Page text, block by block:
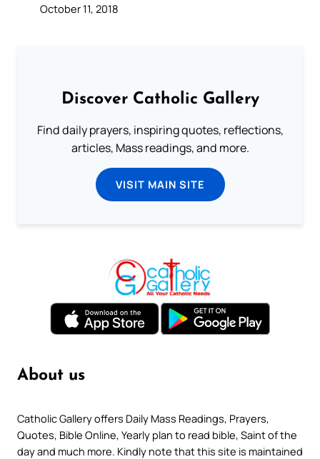
October 11, 2018
Discover Catholic Gallery
Find daily prayers, inspiring quotes, reflections,
articles, Mass readings, and more.
VISIT MAIN SITE
About us
Catholic Gallery offers Daily Mass Readings, Prayers,
Quotes, Bible Online, Yearly plan to read bible, Saint of the
day and much more. Kindly note that this site is maintained